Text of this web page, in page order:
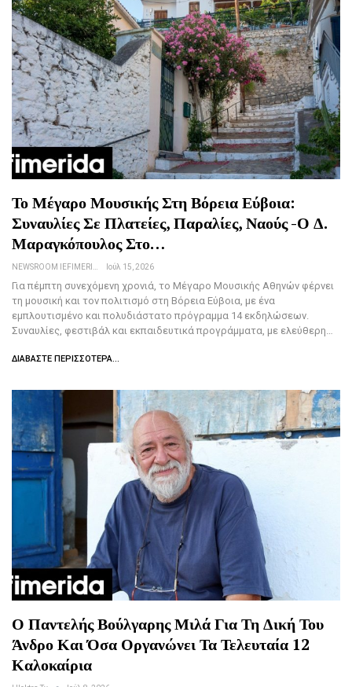
Το Μέγαρο Μουσικής Στη Βόρεια Εύβοια:
Συναυλίες Σε Πλατείες, Παραλίες, Ναούς -Ο Δ.
Μαραγκόπουλος Στο…
Ιούλ 15, 2026
Για πέμπτη συνεχόμενη χρονιά, το Μέγαρο Μουσικής Αθηνών φέρνει
τη μουσική και τον πολιτισμό στη Βόρεια Εύβοια, με ένα
εμπλουτισμένο και πολυδιάστατο πρόγραμμα 14 εκδηλώσεων.
Συναυλίες, φεστιβάλ και εκπαιδευτικά προγράμματα, με ελεύθερη…
ΔΙΑΒΆΣΤΕ ΠΕΡΙΣΣΌΤΕΡΑ...
Ο Παντελής Βούλγαρης Μιλά Για Τη Δική Του
Άνδρο Και Όσα Οργανώνει Τα Τελευταία 12
Καλοκαίρια